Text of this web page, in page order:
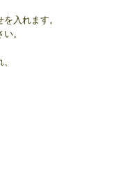
入れます。
。